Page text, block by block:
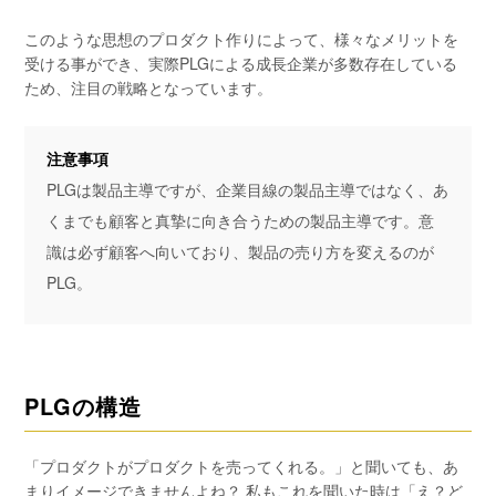
このような思想のプロダクト作りによって、様々なメリットを
受ける事ができ、実際PLGによる成長企業が多数存在している
ため、注目の戦略となっています。
注意事項
PLGは製品主導ですが、企業目線の製品主導ではなく、あ
くまでも顧客と真摯に向き合うための製品主導です。意
識は必ず顧客へ向いており、製品の売り方を変えるのが
PLG。
PLGの構造
「プロダクトがプロダクトを売ってくれる。」と聞いても、あ
まりイメージできませんよね？ 私もこれを聞いた時は「え？ど